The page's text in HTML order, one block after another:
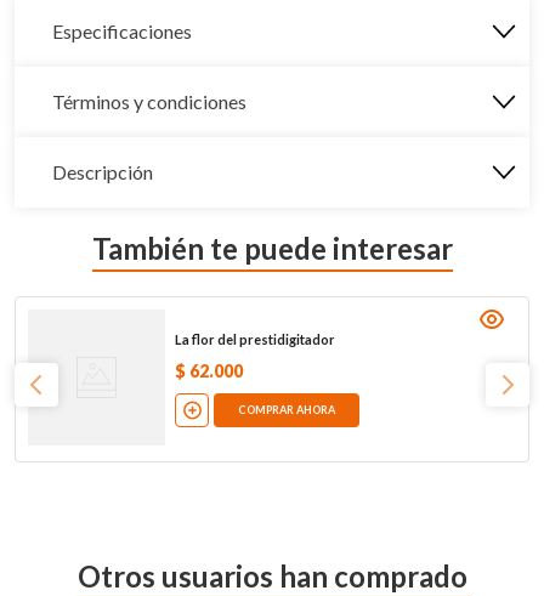
Especificaciones
Términos y condiciones
Descripción
También te puede interesar
La flor del prestidigitador
$ 62.000
COMPRAR AHORA
Otros usuarios han comprado